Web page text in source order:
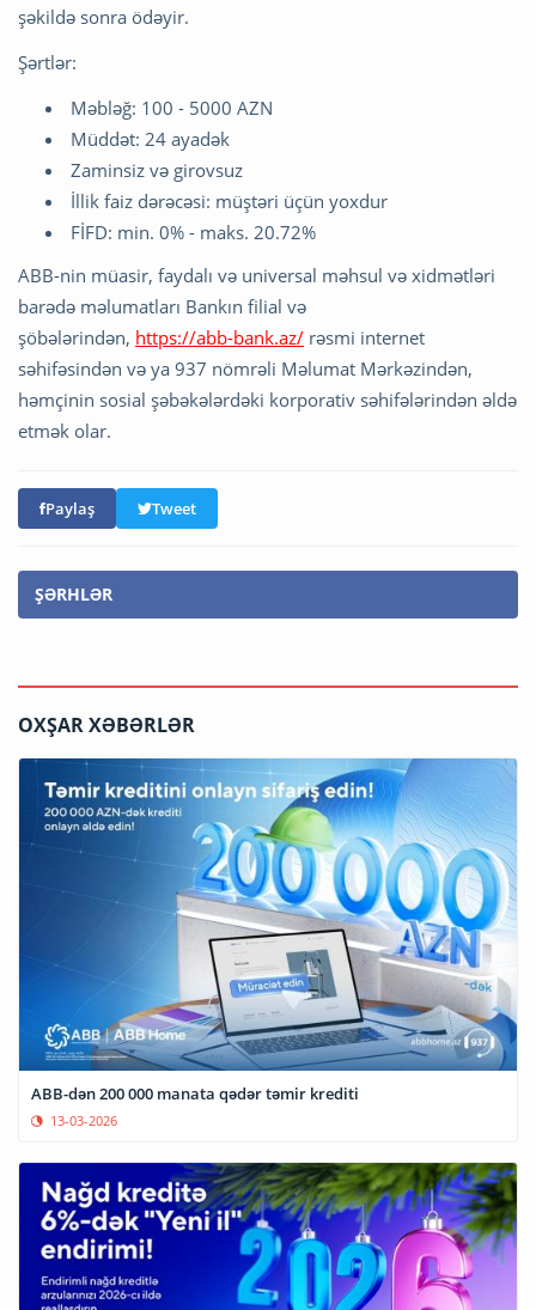
şəkildə sonra ödəyir.
Şərtlər:
Məbləğ: 100 - 5000 AZN
Müddət: 24 ayadək
Zaminsiz və girovsuz
İllik faiz dərəcəsi: müştəri üçün yoxdur
FİFD: min. 0% - maks. 20.72%
ABB-nin müasir, faydalı və universal məhsul və xidmətləri
barədə məlumatları Bankın filial və
şöbələrindən, https://abb-bank.az/ rəsmi internet
səhifəsindən və ya 937 nömrəli Məlumat Mərkəzindən,
həmçinin sosial şəbəkələrdəki korporativ səhifələrindən əldə
etmək olar.
Paylaş Tweet
ŞƏRHLƏR
OXŞAR XƏBƏRLƏR
ABB-dən 200 000 manata qədər təmir krediti
13-03-2026